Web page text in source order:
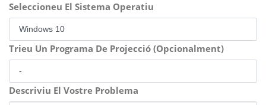
Seleccioneu El Sistema Operatiu
Trieu Un Programa De Projecció (Opcionalment)
Descriviu El Vostre Problema